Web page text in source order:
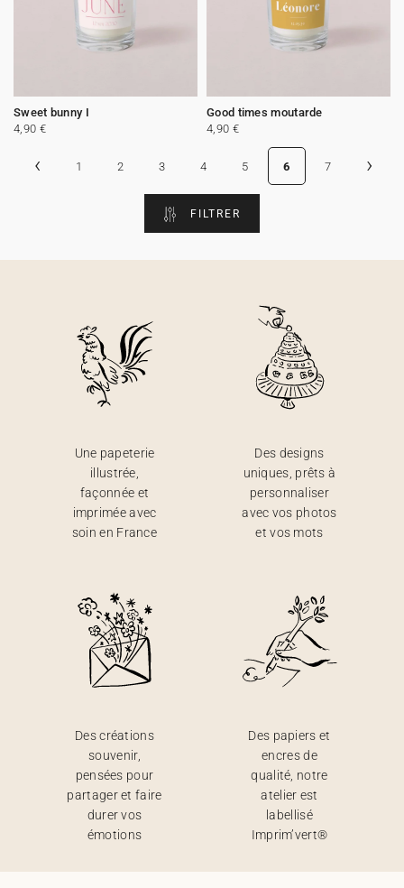
Sweet bunny I
4,90 €
Good times moutarde
4,90 €
‹ 1 2 3 4 5 6 7 ›
FILTRER
Une papeterie
illustrée,
façonnée et
imprimée avec
soin en France
Des designs
uniques, prêts à
personnaliser
avec vos photos
et vos mots
Des créations
souvenir,
pensées pour
partager et faire
durer vos
émotions
Des papiers et
encres de
qualité, notre
atelier est
labellisé
Imprim’vert®